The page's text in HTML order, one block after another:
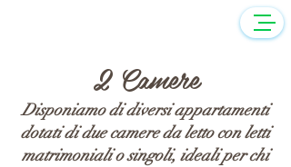
2 Camere
Disponiamo di diversi appartamenti
dotati di due camere da letto con letti
matrimoniali o singoli, ideali per chi